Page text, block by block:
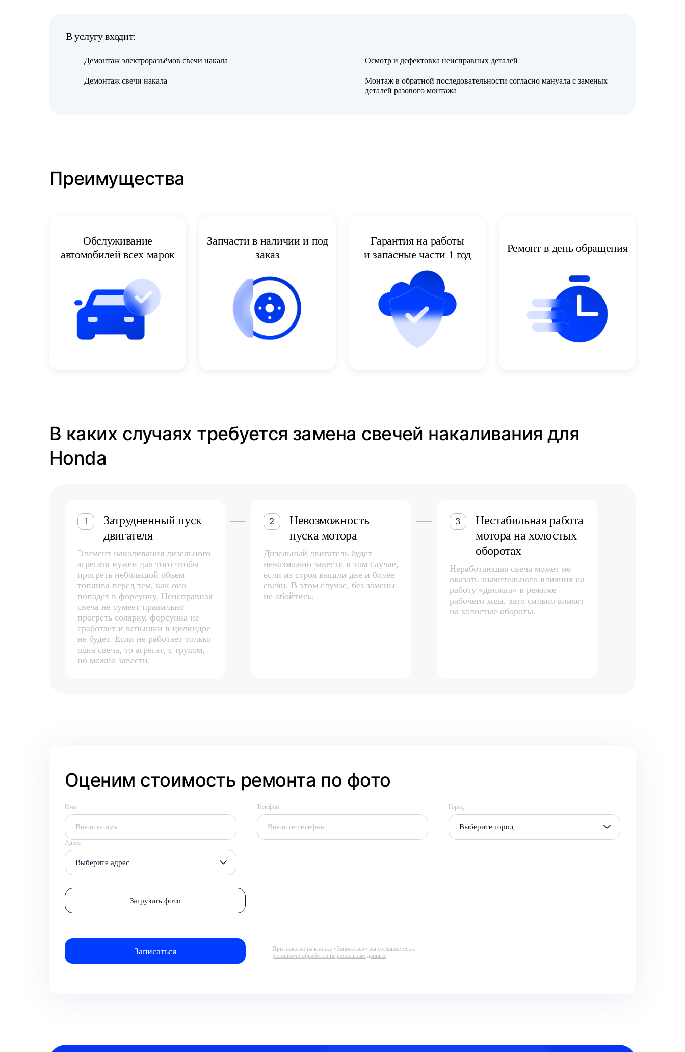
В услугу входит:
Демонтаж электроразъёмов свечи накала
Демонтаж свечи накала
Осмотр и дефектовка неисправных деталей
Монтаж в обратной последовательности согласно мануала с заменых
деталей разового монтажа
Преимущества
Обслуживание
автомобилей всех марок
Запчасти в наличии и под
заказ
Гарантия на работы
и запасные части 1 год
Ремонт в день обращения
В каких случаях требуется замена свечей накаливания для
Honda
1
Затрудненный пуск
двигателя
Элемент накаливания дизельного
агрегата нужен для того чтобы
прогреть небольшой объем
топлива перед тем, как оно
попадет в форсунку. Неисправная
свеча не сумеет правильно
прогреть солярку, форсунка не
сработает и вспышки в цилиндре
не будет. Если не работает только
одна свеча, то агрегат, с трудом,
но можно завести.
2
Невозможность
пуска мотора
Дизельный двигатель будет
невозможно завести в том случае,
если из строя вышли две и более
свечи. В этом случае, без замены
не обойтись.
3
Нестабильная работа
мотора на холостых
оборотах
Неработающая свеча может не
оказать значительного влияния на
работу «движка» в режиме
рабочего хода, зато сильно влияет
на холостые обороты.
Оценим стоимость ремонта по фото
Имя Телефон Город
Выберите город
Адрес
Выберите адрес
Загрузить фото
При нажатии на кнопку «Записаться» вы соглашаетесь с
условиями обработки персональных данных